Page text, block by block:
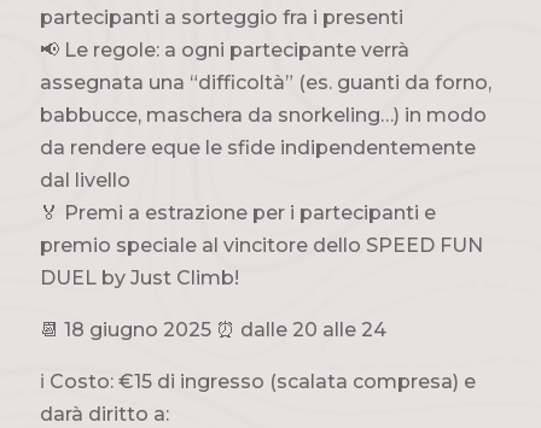
partecipanti a sorteggio fra i presenti
📢 Le regole: a ogni partecipante verrà
assegnata una “difficoltà” (es. guanti da forno,
babbucce, maschera da snorkeling…) in modo
da rendere eque le sfide indipendentemente
dal livello
🏅 Premi a estrazione per i partecipanti e
premio speciale al vincitore dello SPEED FUN
DUEL by Just Climb!
📆 18 giugno 2025 ⏰ dalle 20 alle 24
ℹ️ Costo: €15 di ingresso (scalata compresa) e
darà diritto a: